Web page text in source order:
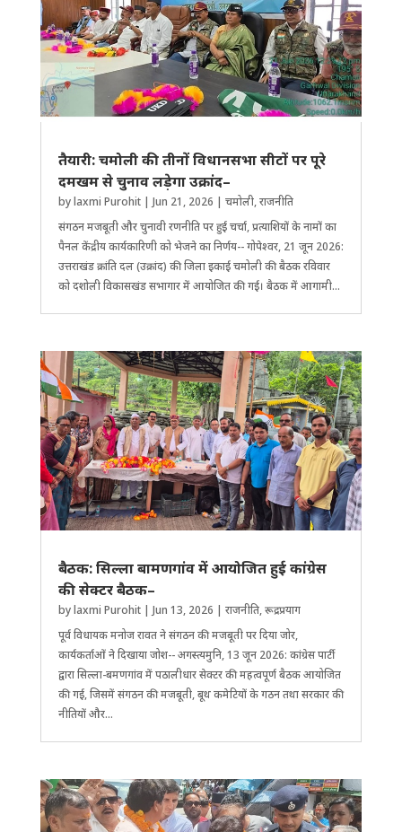
तैयारी: चमोली की तीनों विधानसभा सीटों पर पूरे
दमखम से चुनाव लड़ेगा उक्रांद–
bylaxmi Purohit| Jun 21, 2026 | चमोली,राजनीति
संगठन मजबूती और चुनावी रणनीति पर हुई चर्चा, प्रत्याशियों के नामों का
पैनल केंद्रीय कार्यकारिणी को भेजने का निर्णय-- गोपेश्वर, 21 जून 2026:
उत्तराखंड क्रांति दल (उक्रांद) की जिला इकाई चमोली की बैठक रविवार
को दशोली विकासखंड सभागार में आयोजित की गई। बैठक में आगामी...
बैठक: सिल्ला बामणगांव में आयोजित हुई कांग्रेस
की सेक्टर बैठक–
bylaxmi Purohit| Jun 13, 2026 | राजनीति,रूद्रप्रयाग
पूर्व विधायक मनोज रावत ने संगठन की मजबूती पर दिया जोर,
कार्यकर्ताओं ने दिखाया जोश-- अगस्त्यमुनि, 13 जून 2026: कांग्रेस पार्टी
द्वारा सिल्ला-बमणगांव में पठालीधार सेक्टर की महत्वपूर्ण बैठक आयोजित
की गई, जिसमें संगठन की मजबूती, बूथ कमेटियों के गठन तथा सरकार की
नीतियों और...